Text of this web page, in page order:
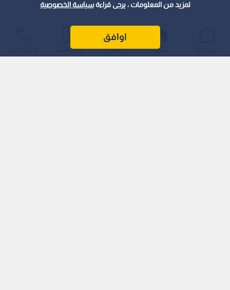
لمزيد من المعلومات ، يرجى قراءةسياسة الخصوصية
اوافق
عواجل المباشر أحدث الأخبار